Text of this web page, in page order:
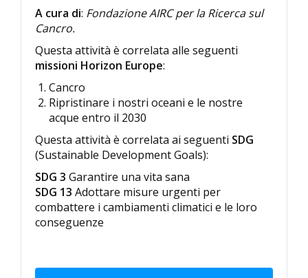
A cura di: Fondazione AIRC per la Ricerca sul
Cancro.
Questa attività è correlata alle seguenti
missioni Horizon Europe:
Cancro
Ripristinare i nostri oceani e le nostre
acque entro il 2030
Questa attività è correlata ai seguenti SDG
(Sustainable Development Goals):
SDG 3 Garantire una vita sana
SDG 13 Adottare misure urgenti per
combattere i cambiamenti climatici e le loro
conseguenze